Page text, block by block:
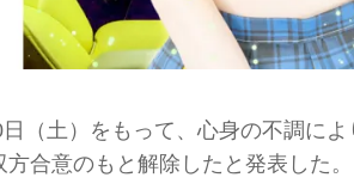
（土）をもって、心身の不調に
合意のもと解除したと発表した。